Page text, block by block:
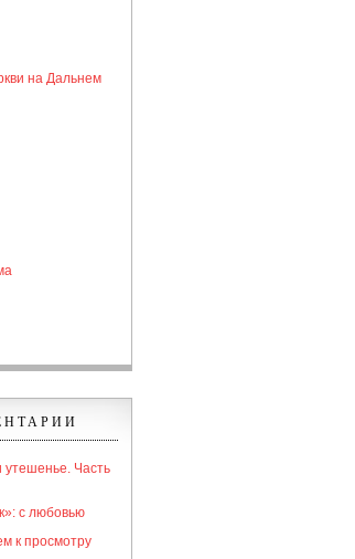
на Дальнем
Часть
с любовью
к просмотру